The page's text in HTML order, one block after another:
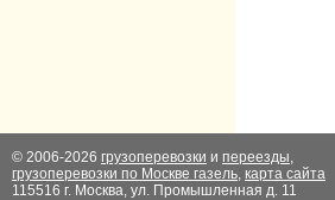
© 2006-2026 грузоперевозки и переезды,
грузоперевозки по Москве газель, карта сайта
115516 г. Москва, ул. Промышленная д. 11